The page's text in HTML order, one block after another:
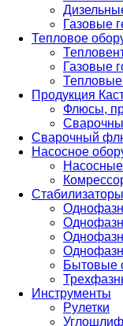
Газовые
Тепловое
Газовые
Продукция
Флюсы,
Сварочный
Насосное
Бытовые
Инструменты
Рулетки